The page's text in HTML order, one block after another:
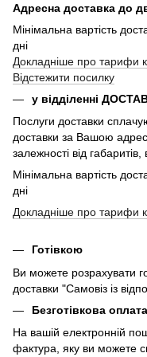
Адресна доставка до
Мінімальна вартість
дні
Докладніше про тарифи
Відстежити посилку
у відділенні
Послуги доставки
доставки за Вашою
залежності від
Мінімальна вартість
дні
Докладніше про тарифи
Готівкою
Ви можете розрахувати
доставки "Самовіз із
Безготівкова
На вашій електронній
фактура, яку ви можете